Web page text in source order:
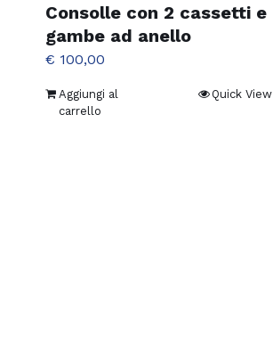
Consolle con 2 cassetti e
gambe ad anello
€ 100,00
Aggiungi al
carrello
Quick View